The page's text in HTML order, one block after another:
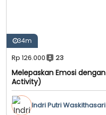
34m
Rp 126.000 23
Melepaskan Emosi
Activity)
Indri Putri Waskithasari